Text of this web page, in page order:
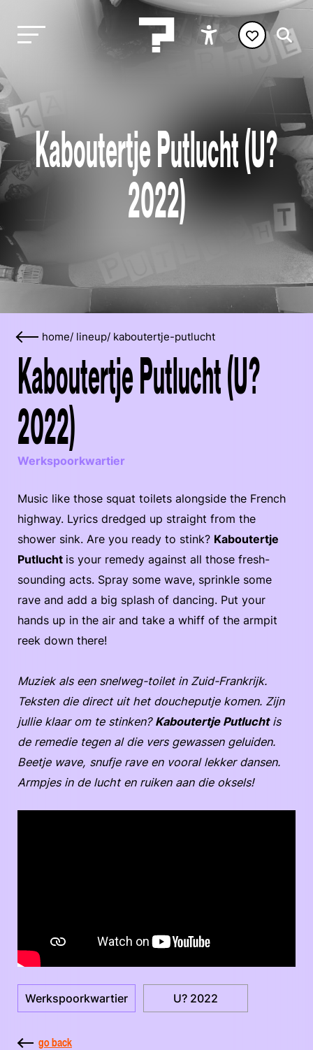
Kaboutertje Putlucht (U?
2022)
home/ lineup/ kaboutertje-putlucht
Kaboutertje Putlucht (U?
2022)
Werkspoorkwartier
Music like those squat toilets alongside the French
highway. Lyrics dredged up straight from the
shower sink. Are you ready to stink? Kaboutertje
Putlucht is your remedy against all those fresh-
sounding acts. Spray some wave, sprinkle some
rave and add a big splash of dancing. Put your
hands up in the air and take a whiff of the armpit
reek down there!
Muziek als een snelweg-toilet in Zuid-Frankrijk.
Teksten die direct uit het doucheputje komen. Zijn
jullie klaar om te stinken? Kaboutertje Putluchtis
de remedie tegen al die vers gewassen geluiden.
Beetje wave, snufje rave en vooral lekker dansen.
Armpjes in de lucht en ruiken aan die oksels!
Werkspoorkwartier U? 2022
go back